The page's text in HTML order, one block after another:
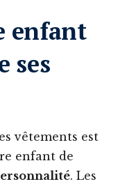
enfant
ses
vêtements est
enfant de
. Les